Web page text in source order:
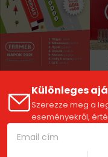
Különleges
Szerezze meg a
eseményekről,